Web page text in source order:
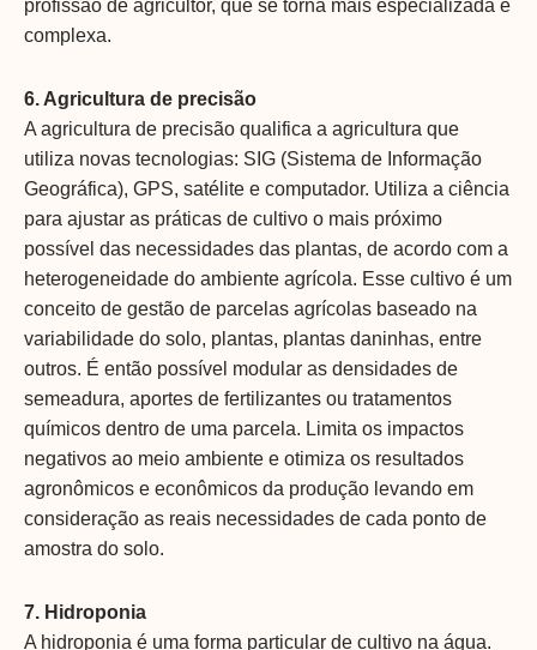
profissão de agricultor, que se torna mais especializada e
complexa.
6. Agricultura de precisão
A agricultura de precisão qualifica a agricultura que
utiliza novas tecnologias: SIG (Sistema de Informação
Geográfica), GPS, satélite e computador. Utiliza a ciência
para ajustar as práticas de cultivo o mais próximo
possível das necessidades das plantas, de acordo com a
heterogeneidade do ambiente agrícola. Esse cultivo é um
conceito de gestão de parcelas agrícolas baseado na
variabilidade do solo, plantas, plantas daninhas, entre
outros. É então possível modular as densidades de
semeadura, aportes de fertilizantes ou tratamentos
químicos dentro de uma parcela. Limita os impactos
negativos ao meio ambiente e otimiza os resultados
agronômicos e econômicos da produção levando em
consideração as reais necessidades de cada ponto de
amostra do solo.
7. Hidroponia
A hidroponia é uma forma particular de cultivo na água.